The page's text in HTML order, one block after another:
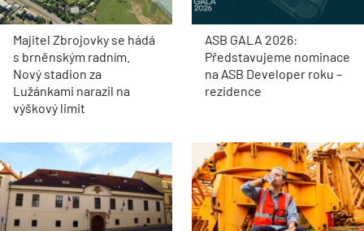
Majitel Zbrojovky se hádá
s brněnským radním.
Nový stadion za
Lužánkami narazil na
výškový limit
ASB GALA 2026:
Představujeme nominace
na ASB Developer roku –
rezidence